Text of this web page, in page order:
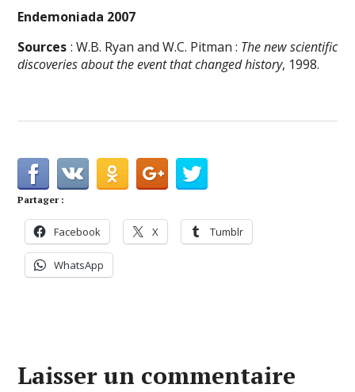
Endemoniada 2007
Sources : W.B. Ryan and W.C. Pitman : The new scientific
discoveries about the event that changed history, 1998.
Partager :
Facebook X Tumblr
WhatsApp
Laisser un commentaire